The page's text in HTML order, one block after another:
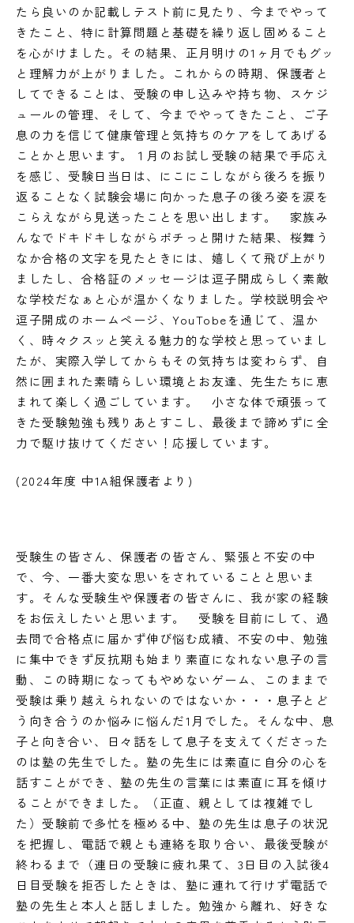
たら良いのか記載しテスト前に見たり、今までやって
きたこと、特に計算問題と基礎を繰り返し固めること
を心がけました。その結果、正月明けの1ヶ月でもグッ
と理解力が上がりました。これからの時期、保護者と
してできることは、受験の申し込みや持ち物、スケジ
ュールの管理、そして、今までやってきたこと、ご子
息の力を信じて健康管理と気持ちのケアをしてあげる
ことかと思います。１月のお試し受験の結果で手応え
を感じ、受験日当日は、にこにこしながら後ろを振り
返ることなく試験会場に向かった息子の後ろ姿を涙を
こらえながら見送ったことを思い出します。 家族み
んなでドキドキしながらポチっと開けた結果、桜舞う
なか合格の文字を見たときには、嬉しくて飛び上がり
ましたし、合格証のメッセージは逗子開成らしく素敵
な学校だなぁと心が温かくなりました。学校説明会や
逗子開成のホームページ、YouTobeを通じて、温か
く、時々クスッと笑える魅力的な学校と思っていまし
たが、実際入学してからもその気持ちは変わらず、自
然に囲まれた素晴らしい環境とお友達、先生たちに恵
まれて楽しく過ごしています。 小さな体で頑張って
きた受験勉強も残りあとすこし、最後まで諦めずに全
力で駆け抜けてください！応援しています。
(2024年度 中1A組保護者より)
受験生の皆さん、保護者の皆さん、緊張と不安の中
で、今、一番大変な思いをされていることと思いま
す。そんな受験生や保護者の皆さんに、我が家の経験
をお伝えしたいと思います。 受験を目前にして、過
去問で合格点に届かず伸び悩む成績、不安の中、勉強
に集中できず反抗期も始まり素直になれない息子の言
動、この時期になってもやめないゲーム、このままで
受験は乗り越えられないのではないか・・・息子とど
う向き合うのか悩みに悩んだ1月でした。そんな中、息
子と向き合い、日々話をして息子を支えてくださった
のは塾の先生でした。塾の先生には素直に自分の心を
話すことができ、塾の先生の言葉には素直に耳を傾け
ることができました。（正直、親としては複雑でし
た）受験前で多忙を極める中、塾の先生は息子の状況
を把握し、電話で親とも連絡を取り合い、最後受験が
終わるまで（連日の受験に疲れ果て、3日目の入試後4
日目受験を拒否したときは、塾に連れて行けず電話で
塾の先生と本人と話しました。勉強から離れ、好きな